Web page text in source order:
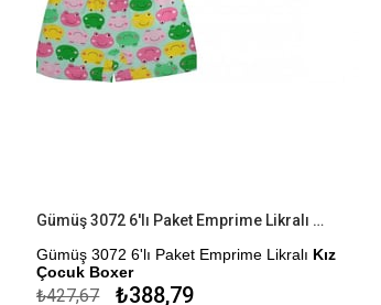
Gümüş 3072 6'lı Paket Emprime Likralı Kız Çocuk Boxer
Gümüş 3072 6'lı Paket Emprime Likralı Kız
Çocuk Boxer
₺388,79
₺427,67